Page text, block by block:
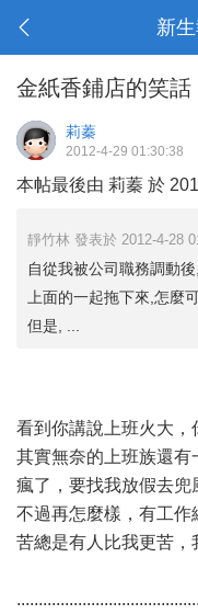
新
金紙香鋪店的笑話
莉蓁
2012-4-29 01:30:38
本帖最後由 莉蓁 於
靜竹林 發表於 2012-4-28
自從我被公司職務調動
上面的一起拖下來,怎麼
但是, ...
看到你講說上班火大，
其實無奈的上班族還
瘋了，要找我放假去兜
不過再怎麼樣，有工作
苦總是有人比我更苦，